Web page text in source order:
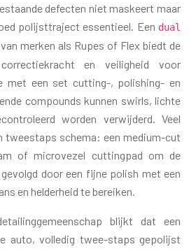
defecten niet maskeert maar
polijsttraject essentieel. Een dual
merken als Rupes of Flex biedt de
en veiligheid voor
met een set cutting-, polishing- en
compounds kunnen swirls, lichte
worden verwijderd. Veel
tweestaps schema: een medium-cut
of microvezel cuttingpad om de
door een fijne polish met een
en helderheid te bereiken.
blijkt dat een
auto, volledig twee-staps gepolijst